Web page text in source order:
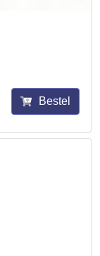
Bestel